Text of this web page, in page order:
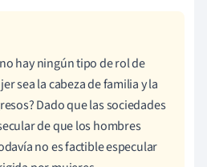
hay ningún tipo de rol de
sea la cabeza de familia y la
Dado que las sociedades
de que los hombres
no es factible especular